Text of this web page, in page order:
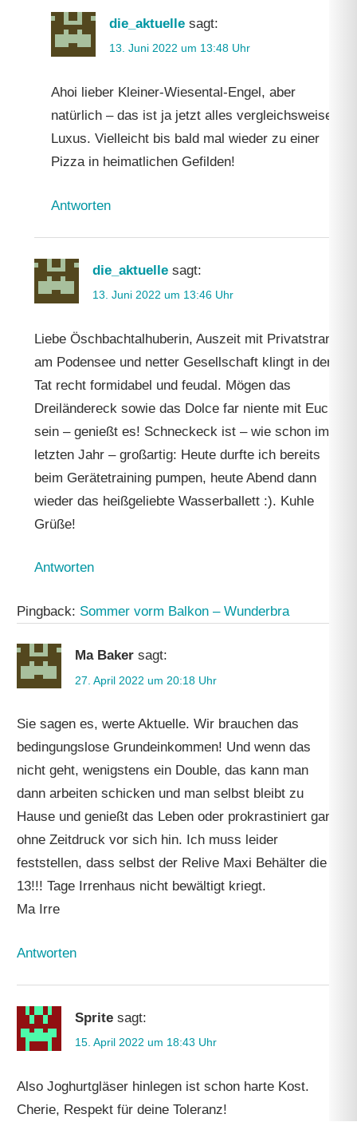
die_aktuelle sagt:
13. Juni 2022 um 13:48 Uhr
Ahoi lieber Kleiner-Wiesental-Engel, aber
natürlich – das ist ja jetzt alles vergleichsweise
Luxus. Vielleicht bis bald mal wieder zu einer
Pizza in heimatlichen Gefilden!
Antworten
die_aktuelle sagt:
13. Juni 2022 um 13:46 Uhr
Liebe Öschbachtalhuberin, Auszeit mit Privatstrand
am Podensee und netter Gesellschaft klingt in der
Tat recht formidabel und feudal. Mögen das
Dreiländereck sowie das Dolce far niente mit Euch
sein – genießt es! Schneckeck ist – wie schon im
letzten Jahr – großartig: Heute durfte ich bereits
beim Gerätetraining pumpen, heute Abend dann
wieder das heißgeliebte Wasserballett :). Kuhle
Grüße!
Antworten
Pingback: Sommer vorm Balkon – Wunderbra
Ma Baker sagt:
27. April 2022 um 20:18 Uhr
Sie sagen es, werte Aktuelle. Wir brauchen das
bedingungslose Grundeinkommen! Und wenn das
nicht geht, wenigstens ein Double, das kann man
dann arbeiten schicken und man selbst bleibt zu
Hause und genießt das Leben oder prokrastiniert ganz
ohne Zeitdruck vor sich hin. Ich muss leider
feststellen, dass selbst der Relive Maxi Behälter die
13!!! Tage Irrenhaus nicht bewältigt kriegt.
Ma Irre
Antworten
Sprite sagt:
15. April 2022 um 18:43 Uhr
Also Joghurtgläser hinlegen ist schon harte Kost.
Cherie, Respekt für deine Toleranz!